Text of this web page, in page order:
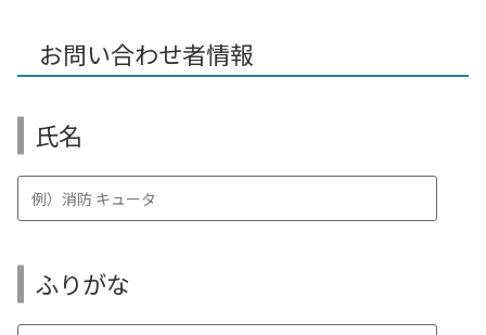
お問い合わせ者情報
氏名
ふりがな